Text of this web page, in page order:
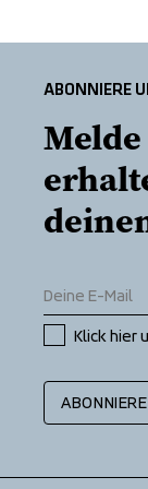
ABONNIERE
Klick hier